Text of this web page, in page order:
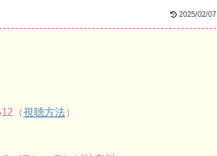
2025/02/07
（視聴方法）